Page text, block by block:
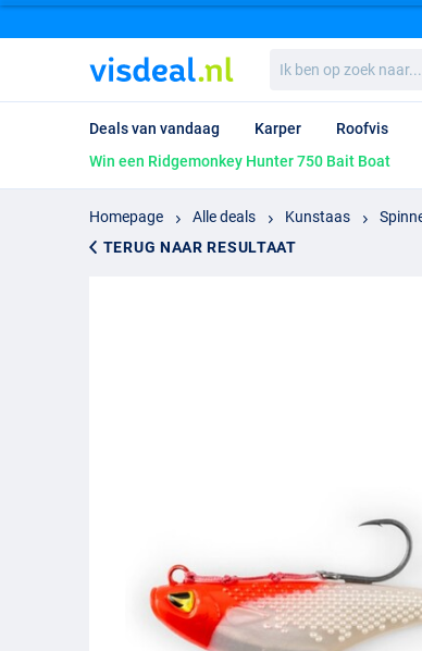
ben
op
naar...
Deals van vandaag Karper Roofvis
Win een Ridgemonkey Hunter 750 Bait Boat
Homepage Alle deals Kunstaas
TERUG NAAR RESULTAAT